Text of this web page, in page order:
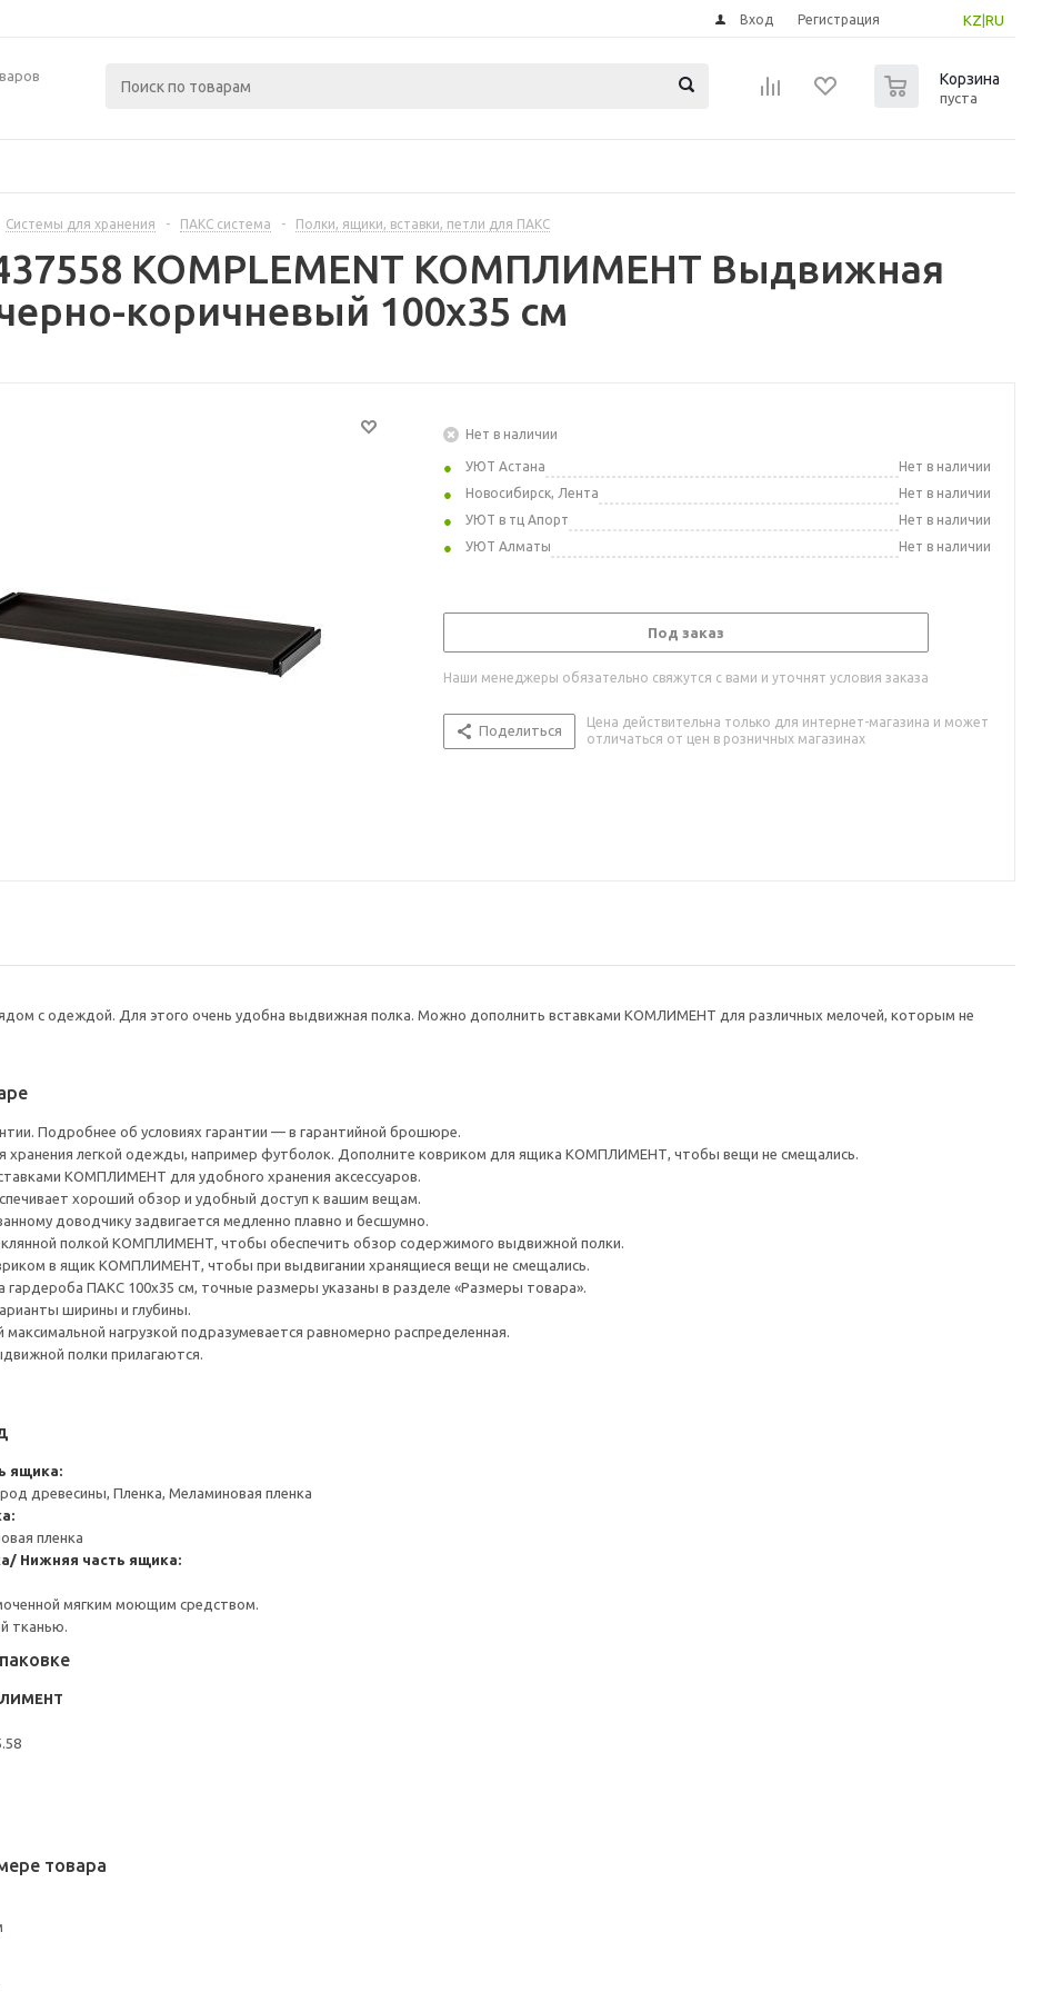
KZ RU
Вход Регистрация
Корзина
пуста
Системы для хранения - ПАКС система - Полки, ящики, вставки, петли для ПАКС
KOMPLEMENT КОМПЛИМЕНТ Выдвижная
коричневый 100x35 см
Нет в наличии
УЮТ Астана
Нет в наличии
Новосибирск, Лента
Нет в наличии
УЮТ в тц Апорт
Нет в наличии
УЮТ Алматы
Нет в наличии
Под заказ
Наши менеджеры обязательно свяжутся с вами и уточнят условия заказа
Поделиться
Цена действительна только для интернет-магазина и может
отличаться от цен в розничных магазинах
с одеждой. Для этого очень удобна выдвижная полка. Можно дополнить вставками КОМЛИМЕНТ для различных мелочей, которым не
Подробнее об условиях гарантии — в гарантийной брошюре.
хранения легкой одежды, например футболок. Дополните ковриком для ящика КОМПЛИМЕНТ, чтобы вещи не смещались.
КОМПЛИМЕНТ для удобного хранения аксессуаров.
хороший обзор и удобный доступ к вашим вещам.
доводчику задвигается медленно плавно и бесшумно.
полкой КОМПЛИМЕНТ, чтобы обеспечить обзор содержимого выдвижной полки.
в ящик КОМПЛИМЕНТ, чтобы при выдвигании хранящиеся вещи не смещались.
гардероба ПАКС 100x35 см, точные размеры указаны в разделе «Размеры товара».
ширины и глубины.
нагрузкой подразумевается равномерно распределенная.
полки прилагаются.
ящика:
древесины, Пленка, Меламиновая пленка
пленка
Нижняя часть ящика:
мягким моющим средством.
тканью.
товара